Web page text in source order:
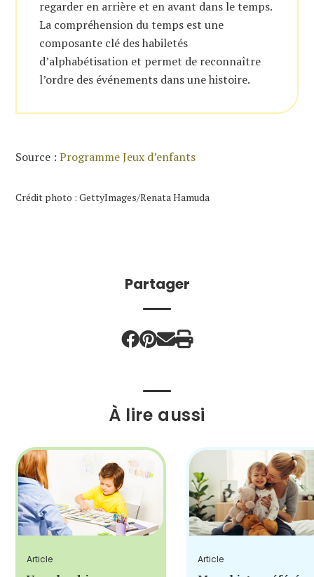
regarder en arrière et en avant dans le temps.
La compréhension du temps est une
composante clé des habiletés
d’alphabétisation et permet de reconnaître
l’ordre des événements dans une histoire.
Source : Programme Jeux d’enfants
Crédit photo : GettyImages/Renata Hamuda
Partager
À lire aussi
Article Article